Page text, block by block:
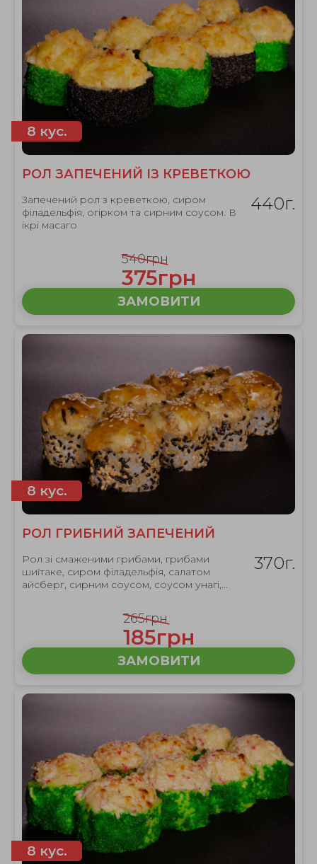
8 кус.
РОЛ ЗАПЕЧЕНИЙ ІЗ КРЕВЕТКОЮ
Запечений рол з креветкою, сиром
філадельфія, огірком та сирним соусом. В
ікрі масаго
440г.
540грн
375грн
ЗАМОВИТИ
8 кус.
РОЛ ГРИБНИЙ ЗАПЕЧЕНИЙ
Рол зі смаженими грибами, грибами
шиїтаке, сиром філадельфія, салатом
айсберг, сирним соусом, соусом унагі,...
370г.
265грн
185грн
ЗАМОВИТИ
8 кус.